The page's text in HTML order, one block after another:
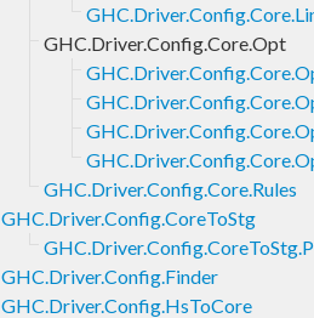
GHC.Driver.Config.Core.Opt
GHC.Driver.Config.Core.Rules
GHC.Driver.Config.CoreToStg
GHC.Driver.Config.Finder
GHC.Driver.Config.HsToCore